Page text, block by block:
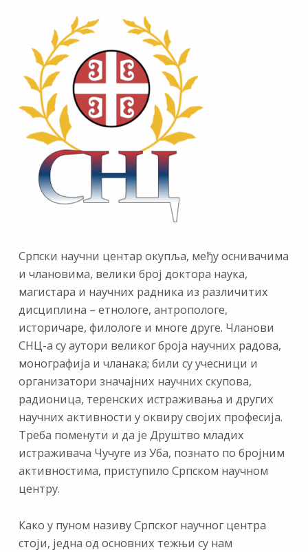
Српски научни центар окупља, међу оснивачима
и члановима, велики број доктора наука,
магистара и научних радника из различитих
дисциплина – етнологе, антропологе,
историчаре, филологе и многе друге. Чланови
СНЦ-а су аутори великог броја научних радова,
монографија и чланака; били су учесници и
организатори значајних научних скупова,
радионица, теренских истраживања и других
научних активности у оквиру својих професија.
Треба поменути и да је Друштво младих
истраживача Чучуге из Уба, познато по бројним
активностима, приступило Српском научном
центру.
Како у пуном називу Српског научног центра
стоји, једна од основних тежњи су нам